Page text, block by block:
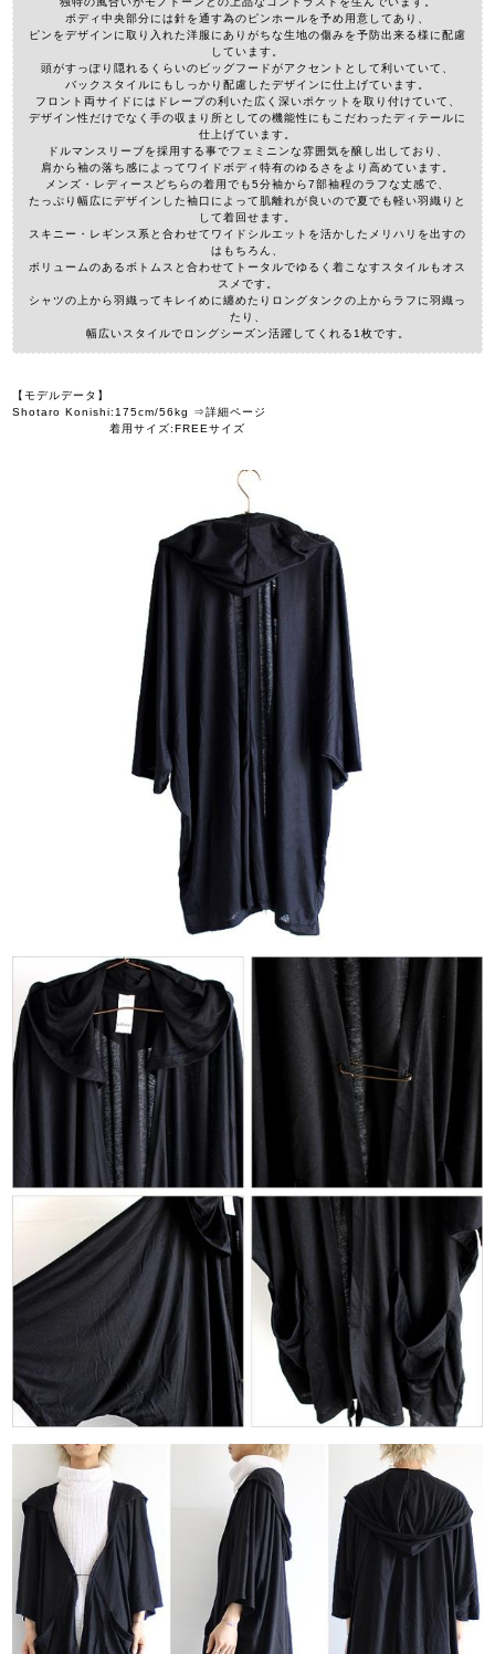
ボディ中央部分には針を通す為のピンホールを予め用意してあり、
ピンをデザインに取り入れた洋服にありがちな生地の傷みを予防出来る様に配慮
しています。
頭がすっぽり隠れるくらいのビッグフードがアクセントとして利いていて、
バックスタイルにもしっかり配慮したデザインに仕上げています。
フロント両サイドにはドレープの利いた広く深いポケットを取り付けていて、
デザイン性だけでなく手の収まり所としての機能性にもこだわったディテールに
仕上げています。
ドルマンスリーブを採用する事でフェミニンな雰囲気を醸し出しており、
肩から袖の落ち感によってワイドボディ特有のゆるさをより高めています。
メンズ・レディースどちらの着用でも5分袖から7部袖程のラフな丈感で、
たっぷり幅広にデザインした袖口によって肌離れが良いので夏でも軽い羽織りと
して着回せます。
スキニー・レギンス系と合わせてワイドシルエットを活かしたメリハリを出すの
はもちろん、
ボリュームのあるボトムスと合わせてトータルでゆるく着こなすスタイルもオス
スメです。
シャツの上から羽織ってキレイめに纏めたりロングタンクの上からラフに羽織っ
たり、
幅広いスタイルでロングシーズン活躍してくれる1枚です。
【モデルデータ】
Shotaro Konishi:175cm/56kg ⇒詳細ページ
着用サイズ:FREEサイズ